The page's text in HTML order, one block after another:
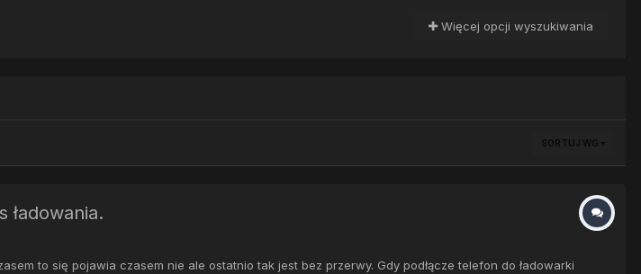
Więcej opcji wyszukiwania
SORTUJ WG
ładowania.
to się pojawia czasem nie ale ostatnio tak jest bez przerwy. Gdy podłącze telefon do ładowarki